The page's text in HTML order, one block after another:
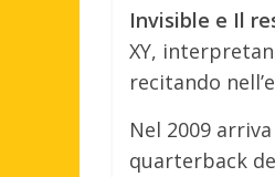
Invisible e Il
XY,
recitando
Nel 2009
quarterback